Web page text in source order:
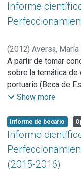
Informe
(2012) Aversa, María
A partir de tomar
sobre la temática de
portuario (Beca de
hemos
investigación en el
centrándonos
concentran cargas
pertenecen a la red
Show more
Informe de becario
Informe
(2015-2016)